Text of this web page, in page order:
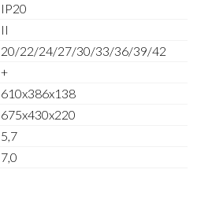
IP20
II
20/22/24/27/30/33/36/39/42
+
610x386x138
675x430x220
5,7
7,0